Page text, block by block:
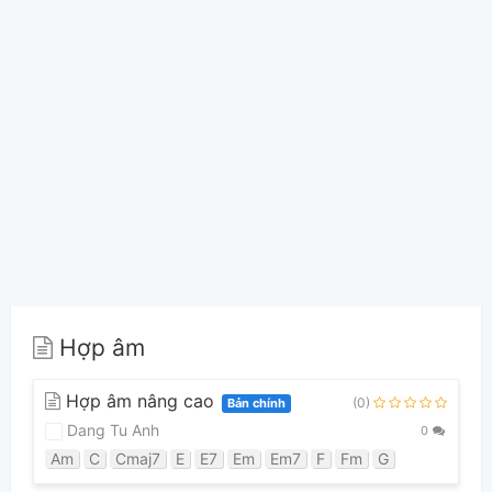
Hợp âm
Hợp âm nâng cao Bản chính (0)
Dang Tu Anh 0
Am C Cmaj7 E E7 Em Em7 F Fm G